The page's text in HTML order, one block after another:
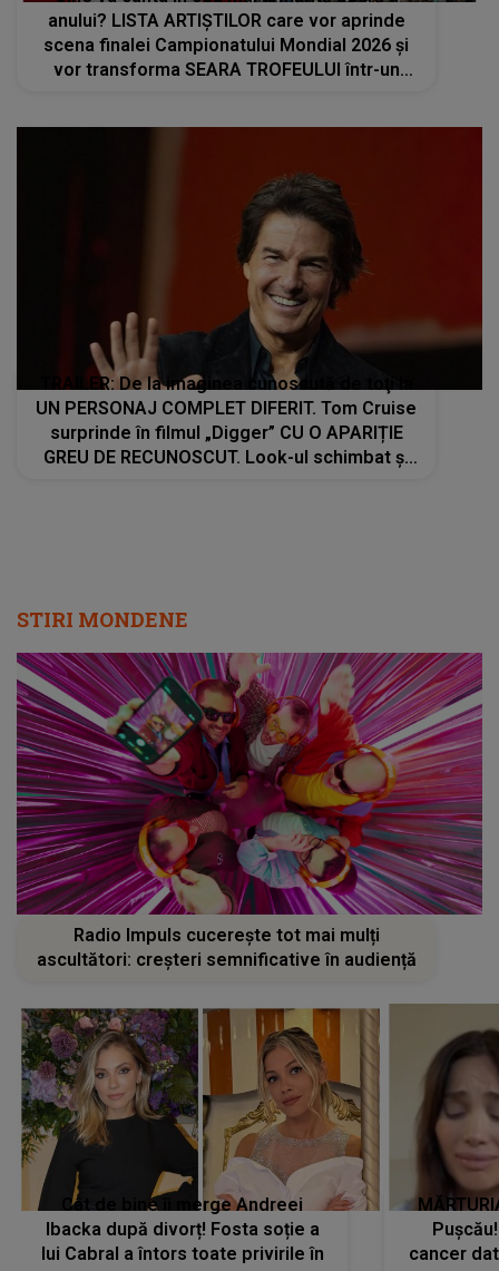
anului? LISTA ARTIȘTILOR care vor aprinde
scena finalei Campionatului Mondial 2026 și
vor transforma SEARA TROFEULUI într-un
TRAILER: De la imaginea cunoscută de toţi la
UN PERSONAJ COMPLET DIFERIT. Tom Cruise
surprinde în filmul „Digger” CU O APARIȚIE
GREU DE RECUNOSCUT. Look-ul schimbat şi
STIRI MONDENE
Radio Impuls cucerește tot mai mulți
ascultători: creșteri semnificative în audiență
Cât de bine îi merge Andreei
Ibacka după divorț! Fosta soție a
lui Cabral a întors toate privirile în
cancer